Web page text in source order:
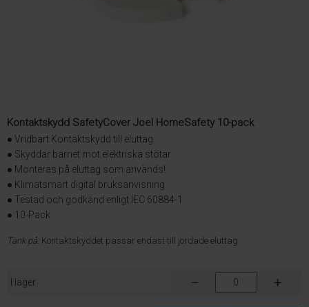
Kontaktskydd SafetyCover Joel HomeSafety 10-pack
● Vridbart Kontaktskydd till eluttag
● Skyddar barnet mot elektriska stötar
● Monteras på eluttag som används!
● Klimatsmart digital bruksanvisning
● Testad och godkänd enligt IEC 60884-1
● 10-Pack
Tänk på: Kontaktskyddet passar endast till jordade eluttag
I lager